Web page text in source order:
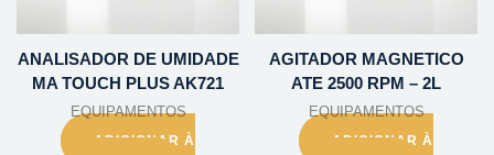
ANALISADOR DE UMIDADE
MA TOUCH PLUS AK721
EQUIPAMENTOS
ADICIONAR À
AGITADOR MAGNETICO
ATE 2500 RPM – 2L
EQUIPAMENTOS
ADICIONAR À